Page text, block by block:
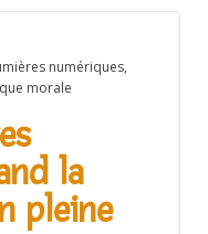
numériques,
morale
la
pleine